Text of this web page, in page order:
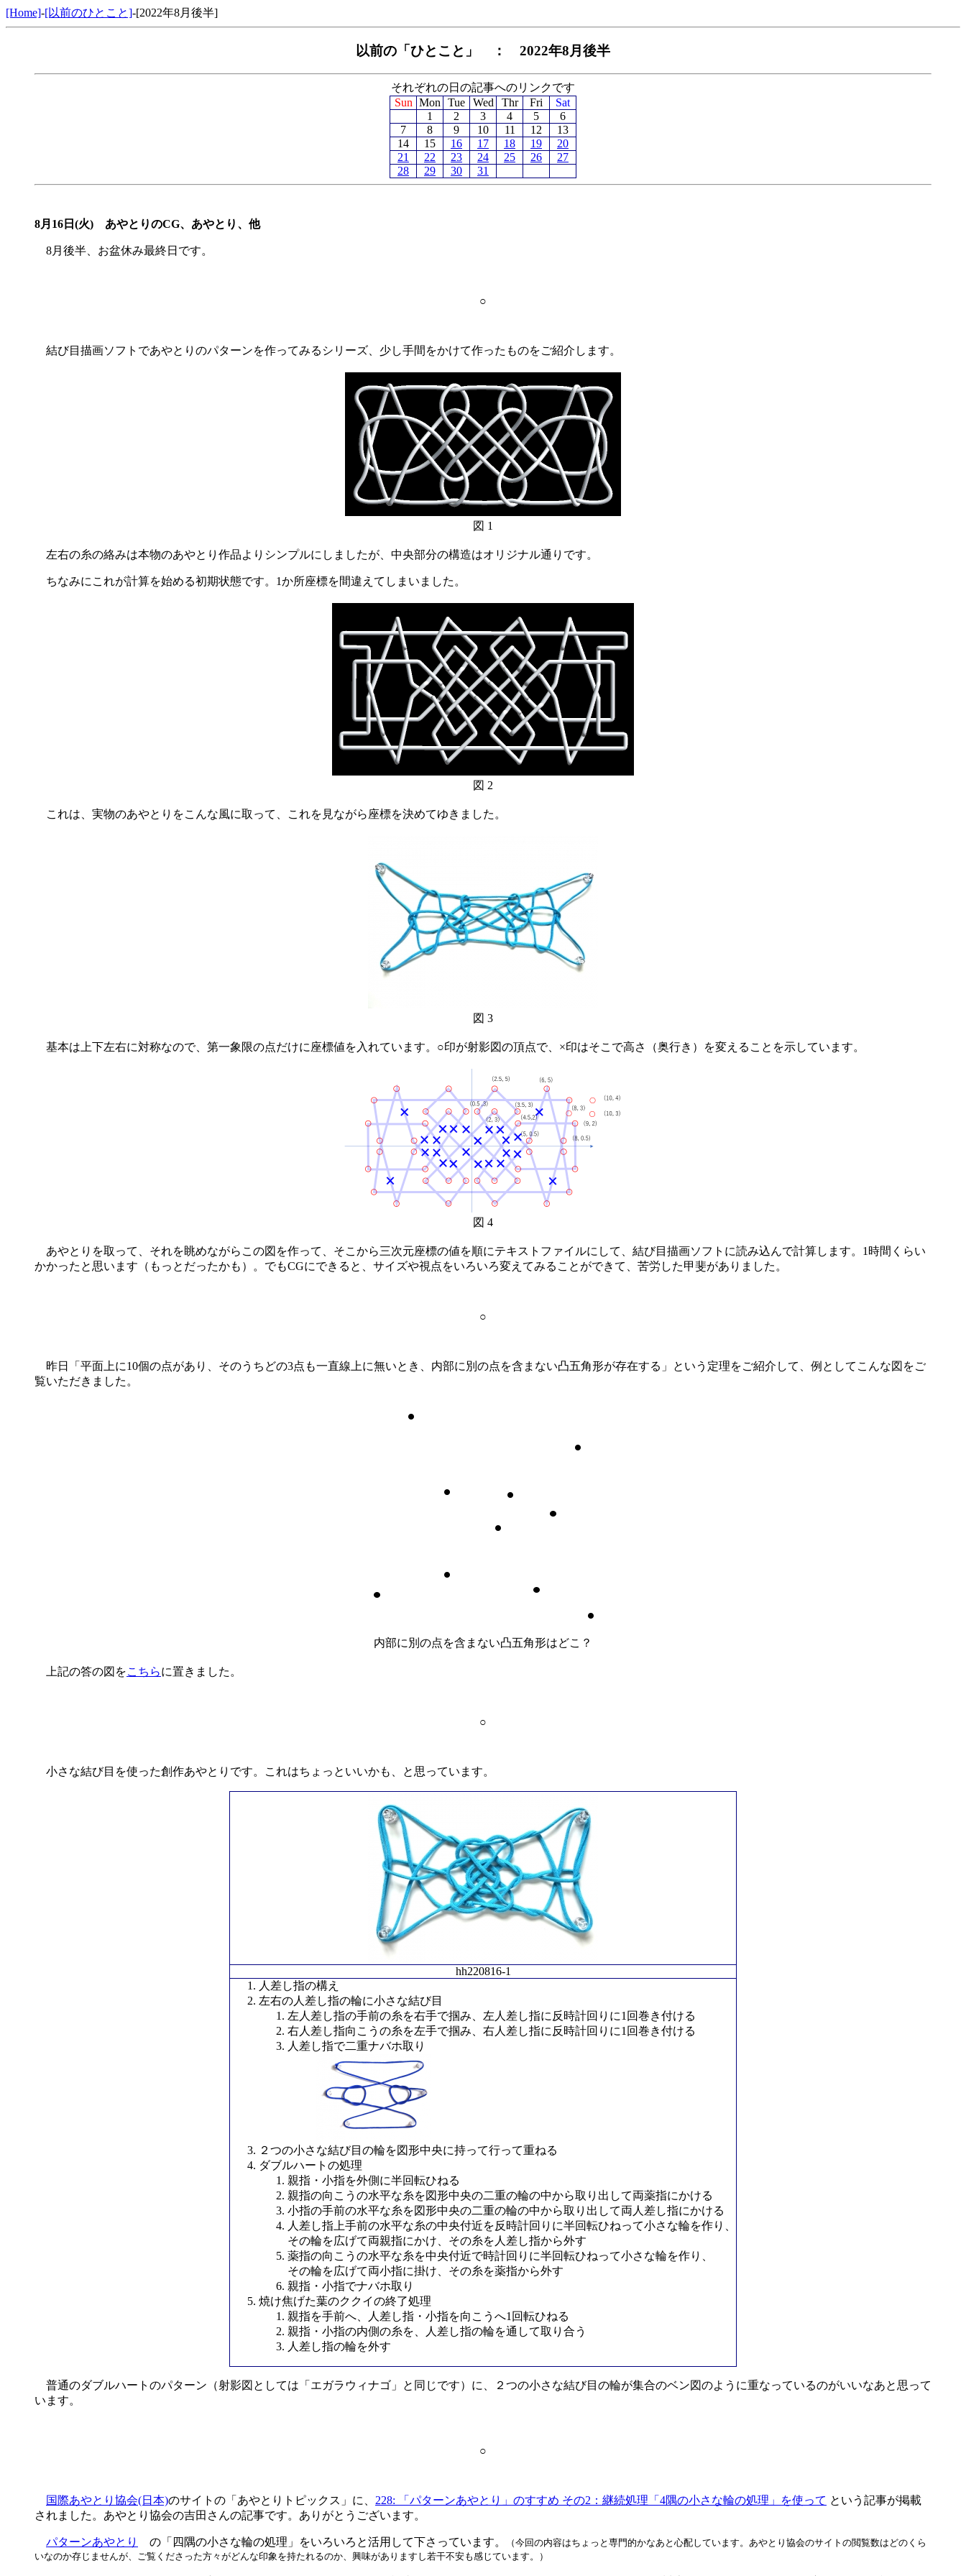
[Home]-[以前のひとこと]-[2022年8月後半]
以前の「ひとこと」 ： 2022年8月後半
それぞれの日の記事へのリンクです
Sun Mon Tue Wed Thr Fri
Sat
1
2 3 4 5
6
7
8 9 10 11 12
13
14
15 16 17 18 19
20
21
22 23 24 25 26
27
28
29 30 31
8月16日(火) あやとりのCG、あやとり、他
8月後半、お盆休み最終日です。
○
結び目描画ソフトであやとりのパターンを作ってみるシリーズ、少し手間をかけて作ったものをご紹介します。
図 1
左右の糸の絡みは本物のあやとり作品よりシンプルにしましたが、中央部分の構造はオリジナル通りです。
ちなみにこれが計算を始める初期状態です。1か所座標を間違えてしまいました。
図 2
これは、実物のあやとりをこんな風に取って、これを見ながら座標を決めてゆきました。
図 3
基本は上下左右に対称なので、第一象限の点だけに座標値を入れています。○印が射影図の頂点で、×印はそこで高さ（奥行き）を変えることを示しています。
図 4
あやとりを取って、それを眺めながらこの図を作って、そこから三次元座標の値を順にテキストファイルにして、結び目描画ソフトに読み込んで計算します。1時間くらい
かかったと思います（もっとだったかも）。でもCGにできると、サイズや視点をいろいろ変えてみることができて、苦労した甲斐がありました。
○
昨日「平面上に10個の点があり、そのうちどの3点も一直線上に無いとき、内部に別の点を含まない凸五角形が存在する」という定理をご紹介して、例としてこんな図をご
覧いただきました。
内部に別の点を含まない凸五角形はどこ？
上記の答の図をこちらに置きました。
○
小さな結び目を使った創作あやとりです。これはちょっといいかも、と思っています。
hh220816-1
人差し指の構え
左右の人差し指の輪に小さな結び目
左人差し指の手前の糸を右手で掴み、左人差し指に反時計回りに1回巻き付ける
右人差し指向こうの糸を左手で掴み、右人差し指に反時計回りに1回巻き付ける
人差し指で二重ナバホ取り
２つの小さな結び目の輪を図形中央に持って行って重ねる
ダブルハートの処理
親指・小指を外側に半回転ひねる
親指の向こうの水平な糸を図形中央の二重の輪の中から取り出して両薬指にかける
小指の手前の水平な糸を図形中央の二重の輪の中から取り出して両人差し指にかける
人差し指上手前の水平な糸の中央付近を反時計回りに半回転ひねって小さな輪を作り、
その輪を広げて両親指にかけ、その糸を人差し指から外す
薬指の向こうの水平な糸を中央付近で時計回りに半回転ひねって小さな輪を作り、
その輪を広げて両小指に掛け、その糸を薬指から外す
親指・小指でナバホ取り
焼け焦げた葉のククイの終了処理
親指を手前へ、人差し指・小指を向こうへ1回転ひねる
親指・小指の内側の糸を、人差し指の輪を通して取り合う
人差し指の輪を外す
普通のダブルハートのパターン（射影図としては「エガラウィナゴ」と同じです）に、２つの小さな結び目の輪が集合のベン図のように重なっているのがいいなあと思って
います。
○
国際あやとり協会(日本)のサイトの「あやとりトピックス」に、 228: 「パターンあやとり」のすすめ その2：継続処理「4隅の小さな輪の処理」を使って という記事が掲載
されました。あやとり協会の吉田さんの記事です。ありがとうございます。
パターンあやとり の「四隅の小さな輪の処理」をいろいろと活用して下さっています。
（今回の内容はちょっと専門的かなあと心配しています。あやとり協会のサイトの閲覧数はどのくら
いなのか存じませんが、ご覧くださった方々がどんな印象を持たれるのか、興味がありますし若干不安も感じています。）